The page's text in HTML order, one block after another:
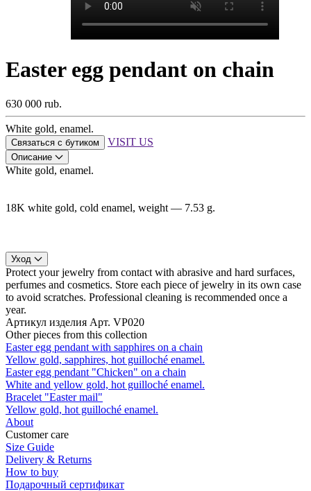
Easter egg pendant on chain
630 000 rub.
White gold, enamel.
Связаться с бутиком VISIT US
Описание
White gold, enamel.
18K white gold, cold enamel, weight — 7.53 g.
Уход
Protect your jewelry from contact with abrasive and hard surfaces,
perfumes and cosmetics. Store each piece of jewelry in its own case
to avoid scratches. Professional cleaning is recommended once a
year.
Артикул изделия Арт. VP020
Other pieces from this collection
Easter egg pendant with sapphires on a chain
Yellow gold, sapphires, hot guilloché enamel.
Easter egg pendant "Chicken" on a chain
White and yellow gold, hot guilloché enamel.
Bracelet "Easter mail"
Yellow gold, hot guilloché enamel.
About
Customer care
Size Guide
Delivery & Returns
How to buy
Подарочный сертификат